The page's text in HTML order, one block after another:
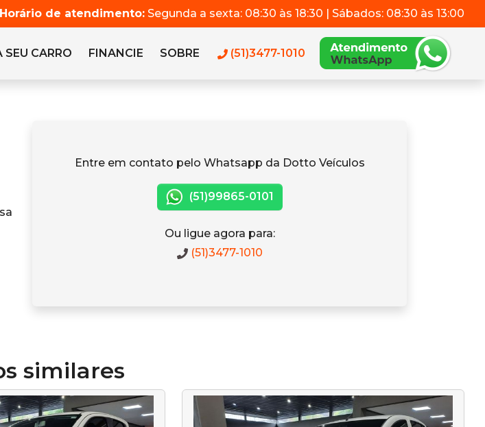
Horário de atendimento: Segunda a sexta: 08:30 às 18:30 | Sábados: 08:30 às 13:00
SEU CARRO FINANCIE SOBRE (51)3477-1010
Entre em contato pelo Whatsapp da Dotto Veículos
(51)99865-0101
Ou ligue agora para:
(51)3477-1010
similares